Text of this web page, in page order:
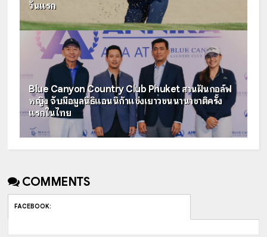
วันแรก
Blue Canyon Country Club Phuket สานฝันกอล์ฟ
หญิง จับมือมูลนิธิแอนนิก้าแข่งเยาวชนนานาชาติครั้ง
แรกในไทย
COMMENTS
FACEBOOK: